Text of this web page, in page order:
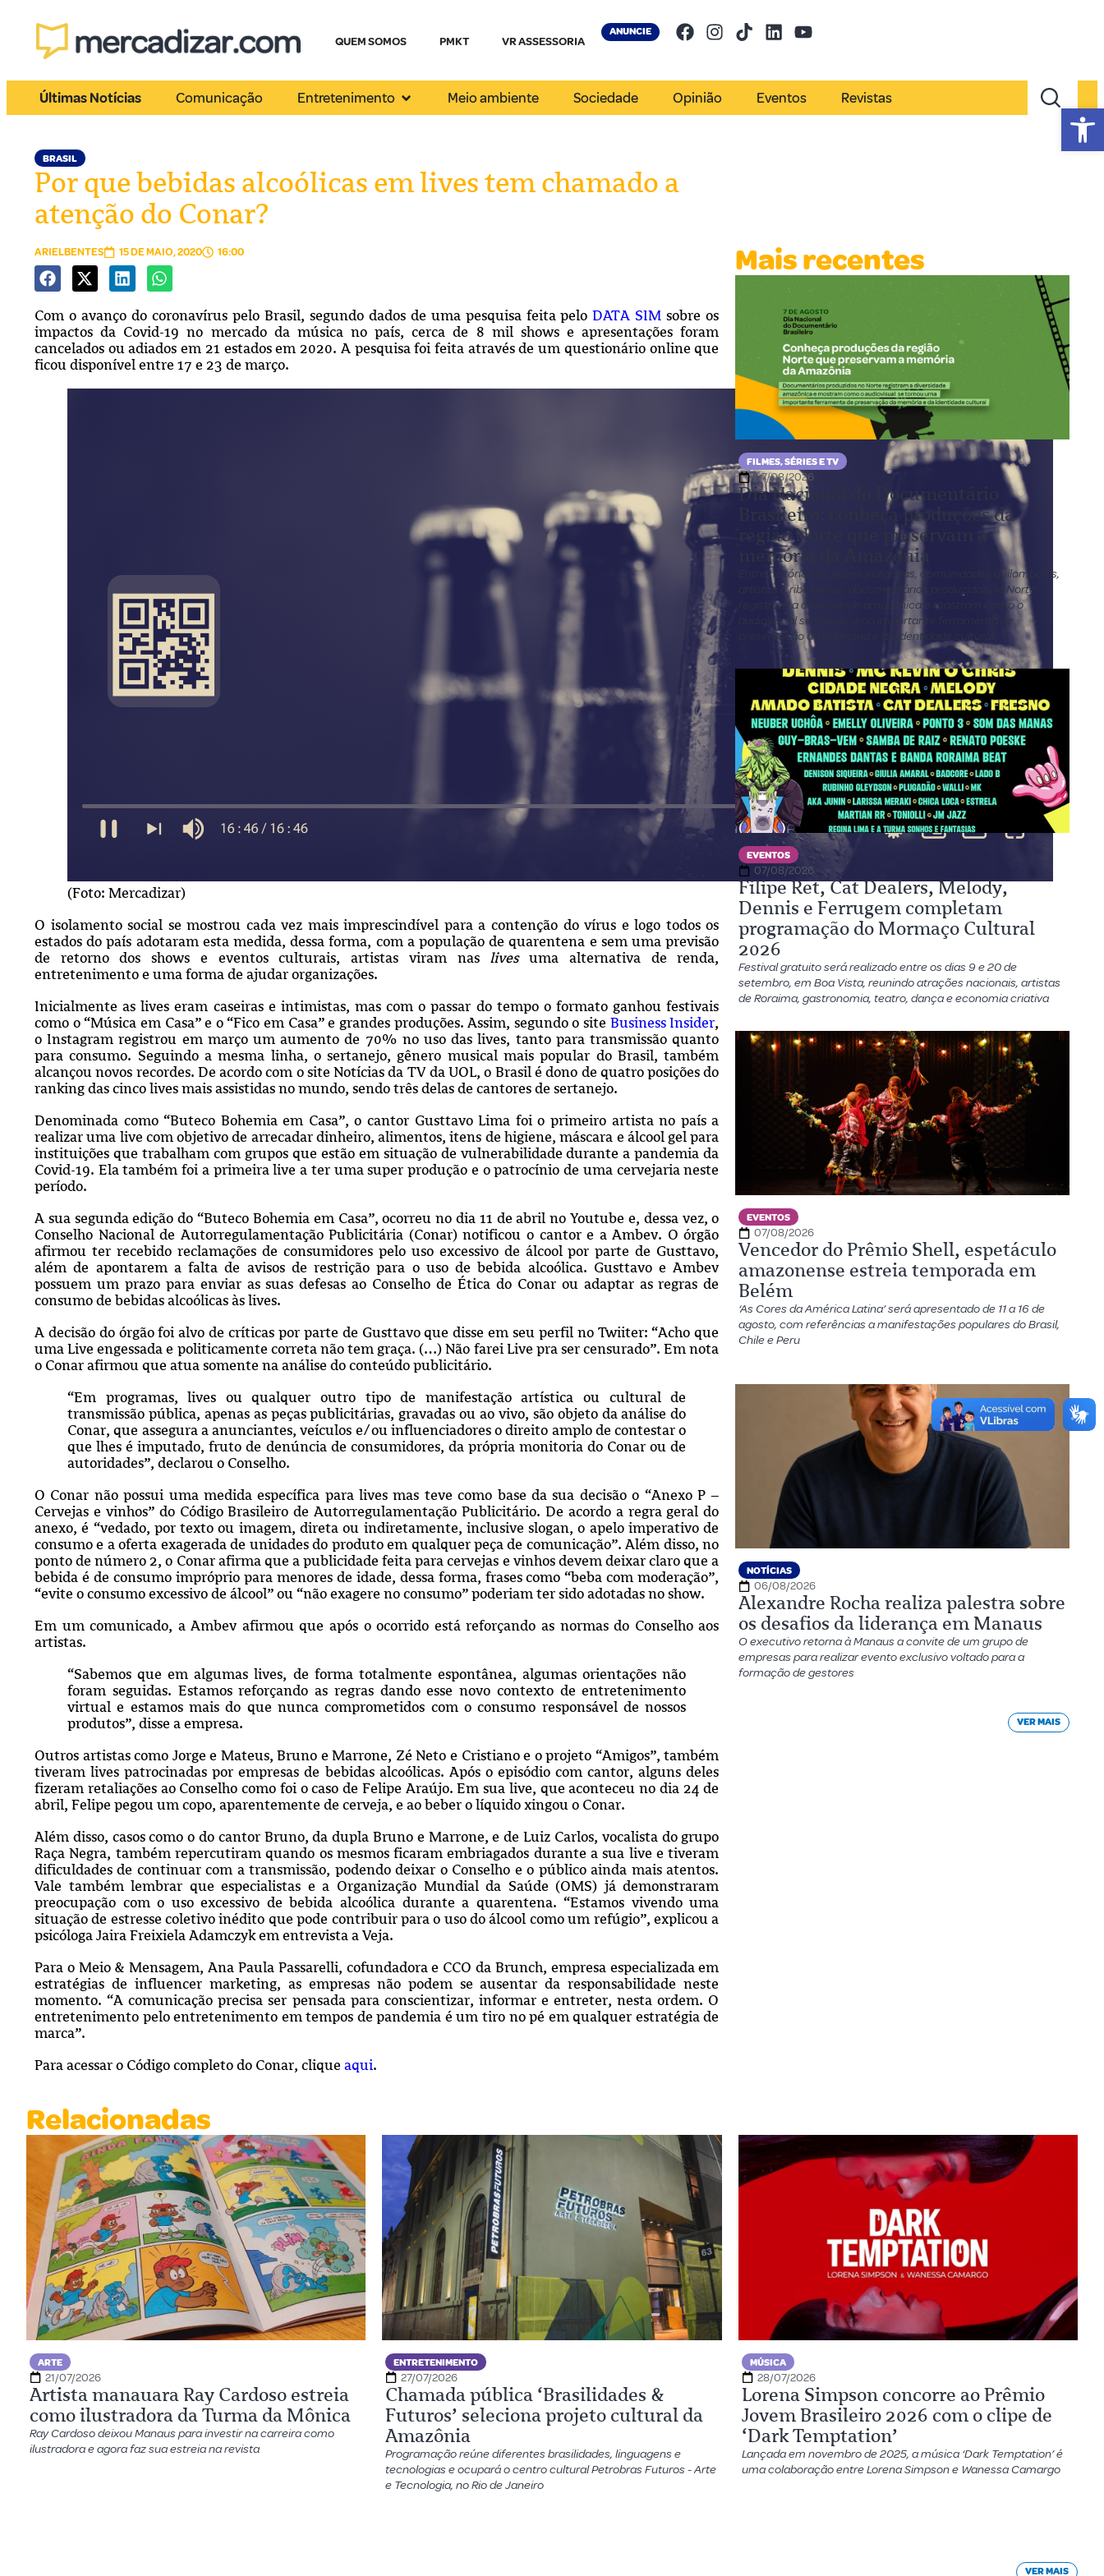
QUEM SOMOS PMKT VR ASSESSORIA
ANUNCIE
Últimas Notícias Comunicação Entretenimento Meio ambiente Sociedade Opinião Eventos Revistas
BRASIL
Por que bebidas alcoólicas em lives tem chamado a
atenção do Conar?
ARIELBENTES 15 DE MAIO, 2020 16:00
Com o avanço do coronavírus pelo Brasil, segundo dados de uma pesquisa feita peloDATA SIM sobre os
impactos da Covid-19 no mercado da música no país, cerca de 8 mil shows e apresentações foram
cancelados ou adiados em 21 estados em 2020. A pesquisa foi feita através de um questionário online que
ficou disponível entre 17 e 23 de março.
(Foto: Mercadizar)
O isolamento social se mostrou cada vez mais imprescindível para a contenção do vírus e logo todos os
estados do país adotaram esta medida, dessa forma, com a população de quarentena e sem uma previsão
de retorno dos shows e eventos culturais, artistas viram nas livesuma alternativa de renda,
entretenimento e uma forma de ajudar organizações.
Inicialmente as lives eram caseiras e intimistas, mas com o passar do tempo o formato ganhou festivais
como o “Música em Casa” e o “Fico em Casa” e grandes produções. Assim, segundo o site Business Insider,
o Instagram registrou em março um aumento de 70% no uso das lives, tanto para transmissão quanto
para consumo. Seguindo a mesma linha, o sertanejo, gênero musical mais popular do Brasil, também
alcançou novos recordes. De acordo com o site Notícias da TV da UOL, o Brasil é dono de quatro posições do
ranking das cinco lives mais assistidas no mundo, sendo três delas de cantores de sertanejo.
Denominada como “Buteco Bohemia em Casa”, o cantor Gusttavo Lima foi o primeiro artista no país a
realizar uma live com objetivo de arrecadar dinheiro, alimentos, itens de higiene, máscara e álcool gel para
instituições que trabalham com grupos que estão em situação de vulnerabilidade durante a pandemia da
Covid-19. Ela também foi a primeira live a ter uma super produção e o patrocínio de uma cervejaria neste
período.
A sua segunda edição do “Buteco Bohemia em Casa”, ocorreu no dia 11 de abril no Youtube e, dessa vez, o
Conselho Nacional de Autorregulamentação Publicitária (Conar) notificou o cantor e a Ambev. O órgão
afirmou ter recebido reclamações de consumidores pelo uso excessivo de álcool por parte de Gusttavo,
além de apontarem a falta de avisos de restrição para o uso de bebida alcoólica. Gusttavo e Ambev
possuem um prazo para enviar as suas defesas ao Conselho de Ética do Conar ou adaptar as regras de
consumo de bebidas alcoólicas às lives.
A decisão do órgão foi alvo de críticas por parte de Gusttavo que disse em seu perfil no Twiiter:“Acho que
uma Live engessada e politicamente correta não tem graça. (…) Não farei Live pra ser censurado”. Em nota
o Conar afirmou que atua somente na análise do conteúdo publicitário.
“Em programas, lives ou qualquer outro tipo de manifestação artística ou cultural de
transmissão pública, apenas as peças publicitárias, gravadas ou ao vivo, são objeto da análise do
Conar, que assegura a anunciantes, veículos e/ou influenciadores o direito amplo de contestar o
que lhes é imputado, fruto de denúncia de consumidores, da própria monitoria do Conar ou de
autoridades”, declarou o Conselho.
O Conar não possui uma medida específica para lives mas teve como base da sua decisão o “Anexo P –
Cervejas e vinhos” do Código Brasileiro de Autorregulamentação Publicitário. De acordo a regra geral do
anexo, é “vedado, por texto ou imagem, direta ou indiretamente, inclusive slogan, o apelo imperativo de
consumo e a oferta exagerada de unidades do produto em qualquer peça de comunicação”. Além disso, no
ponto de número 2, o Conar afirma que a publicidade feita para cervejas e vinhos devem deixar claro que a
bebida é de consumo impróprio para menores de idade, dessa forma, frases como “beba com moderação”,
“evite o consumo excessivo de álcool” ou “não exagere no consumo” poderiam ter sido adotadas no show.
Em um comunicado, a Ambev afirmou que após o ocorrido está reforçando as normas do Conselho aos
artistas.
“Sabemos que em algumas lives, de forma totalmente espontânea, algumas orientações não
foram seguidas. Estamos reforçando as regras dando esse novo contexto de entretenimento
virtual e estamos mais do que nunca comprometidos com o consumo responsável de nossos
produtos”, disse a empresa.
Outros artistas como Jorge e Mateus, Bruno e Marrone, Zé Neto e Cristiano e o projeto “Amigos”, também
tiveram lives patrocinadas por empresas de bebidas alcoólicas. Após o episódio com cantor, alguns deles
fizeram retaliações ao Conselho como foi o caso de Felipe Araújo. Em sua live, que aconteceu no dia 24 de
abril, Felipe pegou um copo, aparentemente de cerveja, e ao beber o líquido xingou o Conar.
Além disso, casos como o do cantor Bruno, da dupla Bruno e Marrone, e de Luiz Carlos, vocalista do grupo
Raça Negra, também repercutiram quando os mesmos ficaram embriagados durante a sua live e tiveram
dificuldades de continuar com a transmissão, podendo deixar o Conselho e o público ainda mais atentos.
Vale também lembrar que especialistas e a Organização Mundial da Saúde (OMS) já demonstraram
preocupação com o uso excessivo de bebida alcoólica durante a quarentena.“Estamos vivendo uma
situação de estresse coletivo inédito que pode contribuir para o uso do álcool como um refúgio”, explicou a
psicóloga Jaira Freixiela Adamczyk em entrevista a Veja.
Para o Meio & Mensagem,Ana Paula Passarelli, cofundadora e CCO da Brunch, empresa especializada em
estratégias de influencer marketing, as empresas não podem se ausentar da responsabilidade neste
momento. “A comunicação precisa ser pensada para conscientizar, informar e entreter, nesta ordem. O
entretenimento pelo entretenimento em tempos de pandemia é um tiro no pé em qualquer estratégia de
marca”.
Para acessar o Código completo do Conar, clique aqui.
Mais recentes
FILMES, SÉRIES E TV
07/08/2026
Dia Nacional do Documentário
Brasileiro: conheça produções da
região Norte que preservam a
memória da Amazônia
Entre histórias de povos indígenas, comunidades quilombolas,
artistas e ribeirinhos, documentários produzidos no Norte
registram a diversidade amazônica e mostram como o
audiovisual se tornou uma importante ferramenta de
preservação da memória e da identidade cultural
EVENTOS
07/08/2026
Filipe Ret, Cat Dealers, Melody,
Dennis e Ferrugem completam
programação do Mormaço Cultural
2026
Festival gratuito será realizado entre os dias 9 e 20 de
setembro, em Boa Vista, reunindo atrações nacionais, artistas
de Roraima, gastronomia, teatro, dança e economia criativa
EVENTOS
07/08/2026
Vencedor do Prêmio Shell, espetáculo
amazonense estreia temporada em
Belém
‘As Cores da América Latina’ será apresentado de 11 a 16 de
agosto, com referências a manifestações populares do Brasil,
Chile e Peru
NOTÍCIAS
06/08/2026
Alexandre Rocha realiza palestra sobre
os desafios da liderança em Manaus
O executivo retorna à Manaus a convite de um grupo de
empresas para realizar evento exclusivo voltado para a
formação de gestores
VER MAIS
Relacionadas
ARTE
21/07/2026
Artista manauara Ray Cardoso estreia
como ilustradora da Turma da Mônica
Ray Cardoso deixou Manaus para investir na carreira como
ilustradora e agora faz sua estreia na revista
ENTRETENIMENTO
27/07/2026
Chamada pública ‘Brasilidades &
Futuros’ seleciona projeto cultural da
Amazônia
Programação reúne diferentes brasilidades, linguagens e
tecnologias e ocupará o centro cultural Petrobras Futuros - Arte
e Tecnologia, no Rio de Janeiro
MÚSICA
28/07/2026
Lorena Simpson concorre ao Prêmio
Jovem Brasileiro 2026 com o clipe de
‘Dark Temptation’
Lançada em novembro de 2025, a música ‘Dark Temptation’ é
uma colaboração entre Lorena Simpson e Wanessa Camargo
VER MAIS